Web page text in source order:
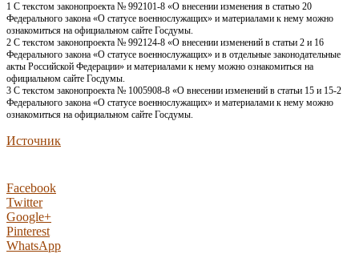
1 С текстом законопроекта № 992101-8 «О внесении изменения в статью 20
Федерального закона «О статусе военнослужащих» и материалами к нему можно
ознакомиться на официальном сайте Госдумы.
2 С текстом законопроекта № 992124-8 «О внесении изменений в статьи 2 и 16
Федерального закона «О статусе военнослужащих» и в отдельные законодательные
акты Российской Федерации» и материалами к нему можно ознакомиться на
официальном сайте Госдумы.
3 С текстом законопроекта № 1005908-8 «О внесении изменений в статьи 15 и 15-2
Федерального закона «О статусе военнослужащих» и материалами к нему можно
ознакомиться на официальном сайте Госдумы.
Источник
Facebook
Twitter
Google+
Pinterest
WhatsApp